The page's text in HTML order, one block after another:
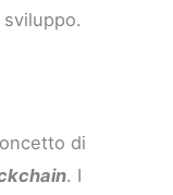
di
. I